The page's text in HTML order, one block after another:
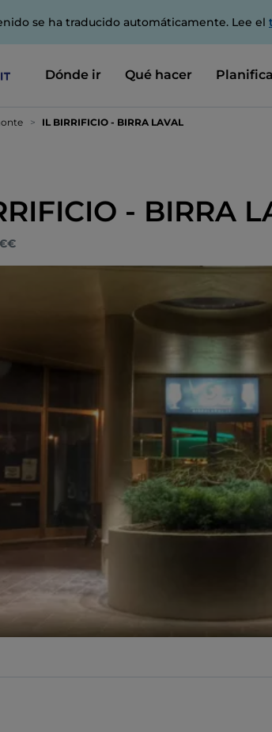
se ha traducido automáticamente. Lee el
Dónde ir Qué hacer
IL BIRRIFICIO - BIRRA LAVAL
- BIRRA